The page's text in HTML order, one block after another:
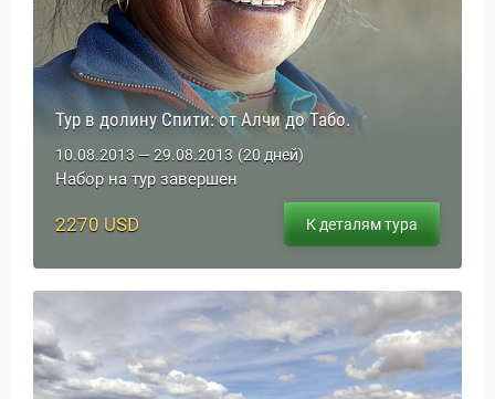
Тур в долину Спити: от Алчи до Табо.
10.08.2013 — 29.08.2013 (20 дней)
Набор на тур завершен
2270 USD К деталям тура